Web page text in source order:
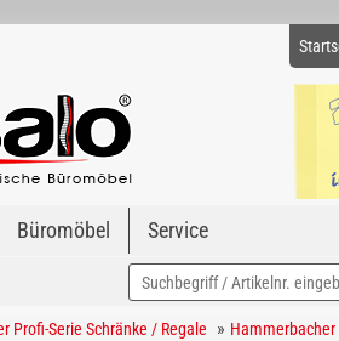
Büromöbel Service
Profi-Serie Schränke / Regale » Hammerbacher